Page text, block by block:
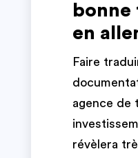
en
Faire
agence de
révèlera